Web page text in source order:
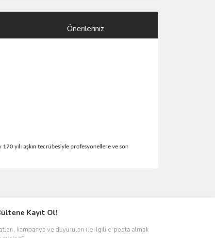
Önerileriniz
yılı aşkın tecrübesiyle profesyonellere ve son
Kayıt Ol!
kampanya ve duyuruları ile ilgili e-posta almak